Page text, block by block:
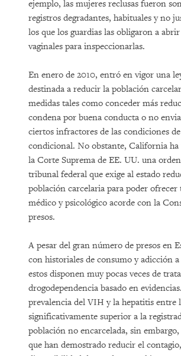
ejemplo, las mujeres reclusas fueron
registros degradantes, habituales y no
los que los guardias las obligaron a
vaginales para inspeccionarlas.
En enero de 2010, entró en vigor una
destinada a reducir la población
medidas tales como conceder más
condena por buena conducta o no
ciertos infractores de las condiciones
condicional. No obstante, California
la Corte Suprema de EE. UU. una
tribunal federal que exige al estado
población carcelaria para poder
médico y psicológico acorde con la
presos.
A pesar del gran número de presos en
con historiales de consumo y adicción a
estos disponen muy pocas veces de
drogodependencia basado en
prevalencia del VIH y la hepatitis entre
significativamente superior a la
población no encarcelada, sin
que han demostrado reducir el